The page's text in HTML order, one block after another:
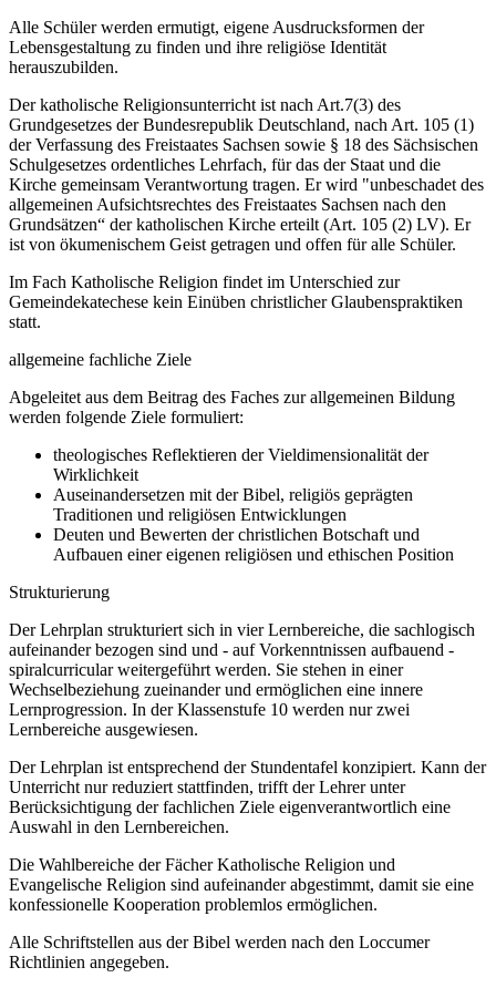
Alle Schüler werden ermutigt, eigene Ausdrucksformen der
Lebensgestaltung zu finden und ihre religiöse Identität
herauszubilden.
Der katholische Religionsunterricht ist nach Art.7(3) des
Grundgesetzes der Bundesrepublik Deutschland, nach Art. 105 (1)
der Verfassung des Freistaates Sachsen sowie § 18 des Sächsischen
Schulgesetzes ordentliches Lehrfach, für das der Staat und die
Kirche gemeinsam Verantwortung tragen. Er wird "unbeschadet des
allgemeinen Aufsichtsrechtes des Freistaates Sachsen nach den
Grundsätzen“ der katholischen Kirche erteilt (Art. 105 (2) LV). Er
ist von ökumenischem Geist getragen und offen für alle Schüler.
Im Fach Katholische Religion findet im Unterschied zur
Gemeindekatechese kein Einüben christlicher Glaubenspraktiken
statt.
allgemeine fachliche Ziele
Abgeleitet aus dem Beitrag des Faches zur allgemeinen Bildung
werden folgende Ziele formuliert:
theologisches Reflektieren der Vieldimensionalität der
Wirklichkeit
Auseinandersetzen mit der Bibel, religiös geprägten
Traditionen und religiösen Entwicklungen
Deuten und Bewerten der christlichen Botschaft und
Aufbauen einer eigenen religiösen und ethischen Position
Strukturierung
Der Lehrplan strukturiert sich in vier Lernbereiche, die sachlogisch
aufeinander bezogen sind und - auf Vorkenntnissen aufbauend -
spiralcurricular weitergeführt werden. Sie stehen in einer
Wechselbeziehung zueinander und ermöglichen eine innere
Lernprogression. In der Klassenstufe 10 werden nur zwei
Lernbereiche ausgewiesen.
Der Lehrplan ist entsprechend der Stundentafel konzipiert. Kann der
Unterricht nur reduziert stattfinden, trifft der Lehrer unter
Berücksichtigung der fachlichen Ziele eigenverantwortlich eine
Auswahl in den Lernbereichen.
Die Wahlbereiche der Fächer Katholische Religion und
Evangelische Religion sind aufeinander abgestimmt, damit sie eine
konfessionelle Kooperation problemlos ermöglichen.
Alle Schriftstellen aus der Bibel werden nach den Loccumer
Richtlinien angegeben.